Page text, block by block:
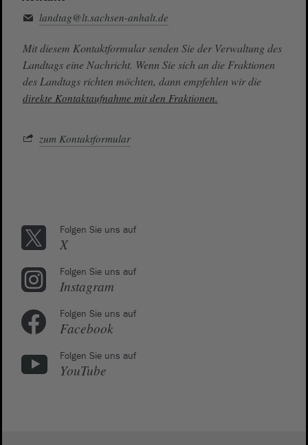
landtag@lt.sachsen-anhalt.de
Mit diesem Kontaktformular senden Sie der Verwaltung des
Landtags eine Nachricht. Wenn Sie sich an die Fraktionen
des Landtags richten möchten, dann empfehlen wir die
direkte Kontaktaufnahme mit den Fraktionen.
zum Kontaktformular
Folgen Sie uns auf
X
Folgen Sie uns auf
Instagram
Folgen Sie uns auf
Facebook
Folgen Sie uns auf
YouTube